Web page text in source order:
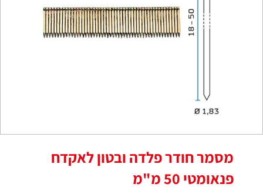
מסמר חודר פלדה ובטון לאקדח
פנאומטי 50 מ"מ